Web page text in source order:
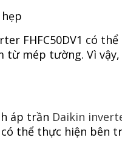
FHFC50DV1 có
từ mép tường. Vì
áp trần Daikin
thể thực hiện bên